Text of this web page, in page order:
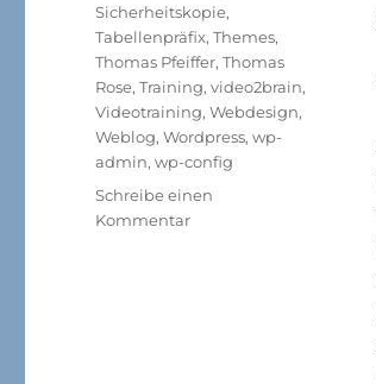
Sicherheitskopie,
Tabellenpräfix,Themes,
Thomas Pfeiffer,Thomas
Rose,Training,video2brain,
Videotraining,Webdesign,
Weblog,Wordpress,wp-
admin,wp-config
Schreibe einen
Kommentarzu